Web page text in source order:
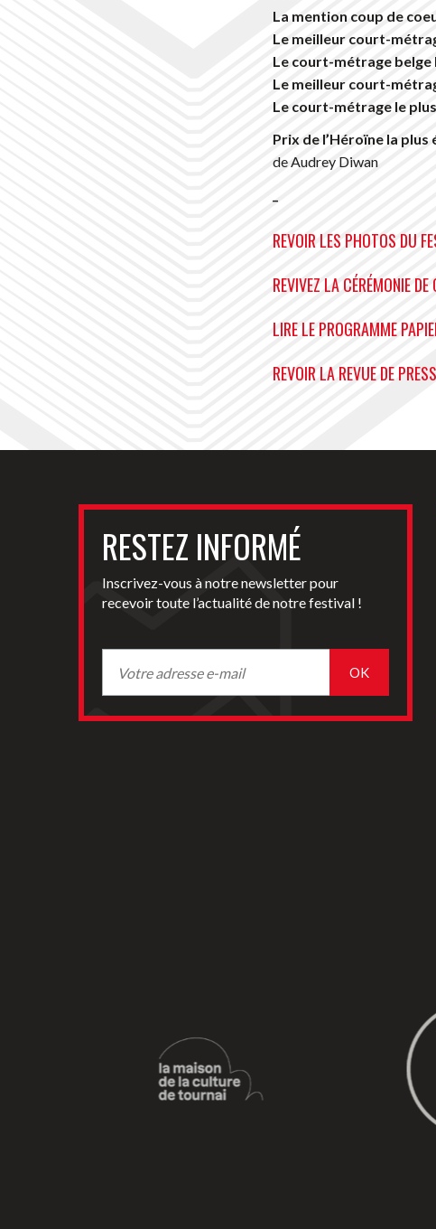
La mention coup de
Le meilleur court-
Le court-métrage belge
Le meilleur court-
Le court-métrage le
Prix de l’Héroïne la
de Audrey Diwan
REVOIR LES PHOTOS DU
REVIVEZ LA CÉRÉMONIE
LIRE LE PROGRAMME
REVOIR LA REVUE DE
RESTEZ INFORMÉ
Inscrivez-vous à notre newsletter pour
recevoir toute l’actualité de notre festival !